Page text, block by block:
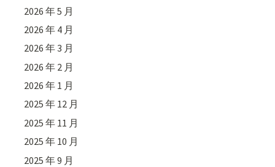
2026 年 5 月
2026 年 4 月
2026 年 3 月
2026 年 2 月
2026 年 1 月
2025 年 12 月
2025 年 11 月
2025 年 10 月
2025 年 9 月